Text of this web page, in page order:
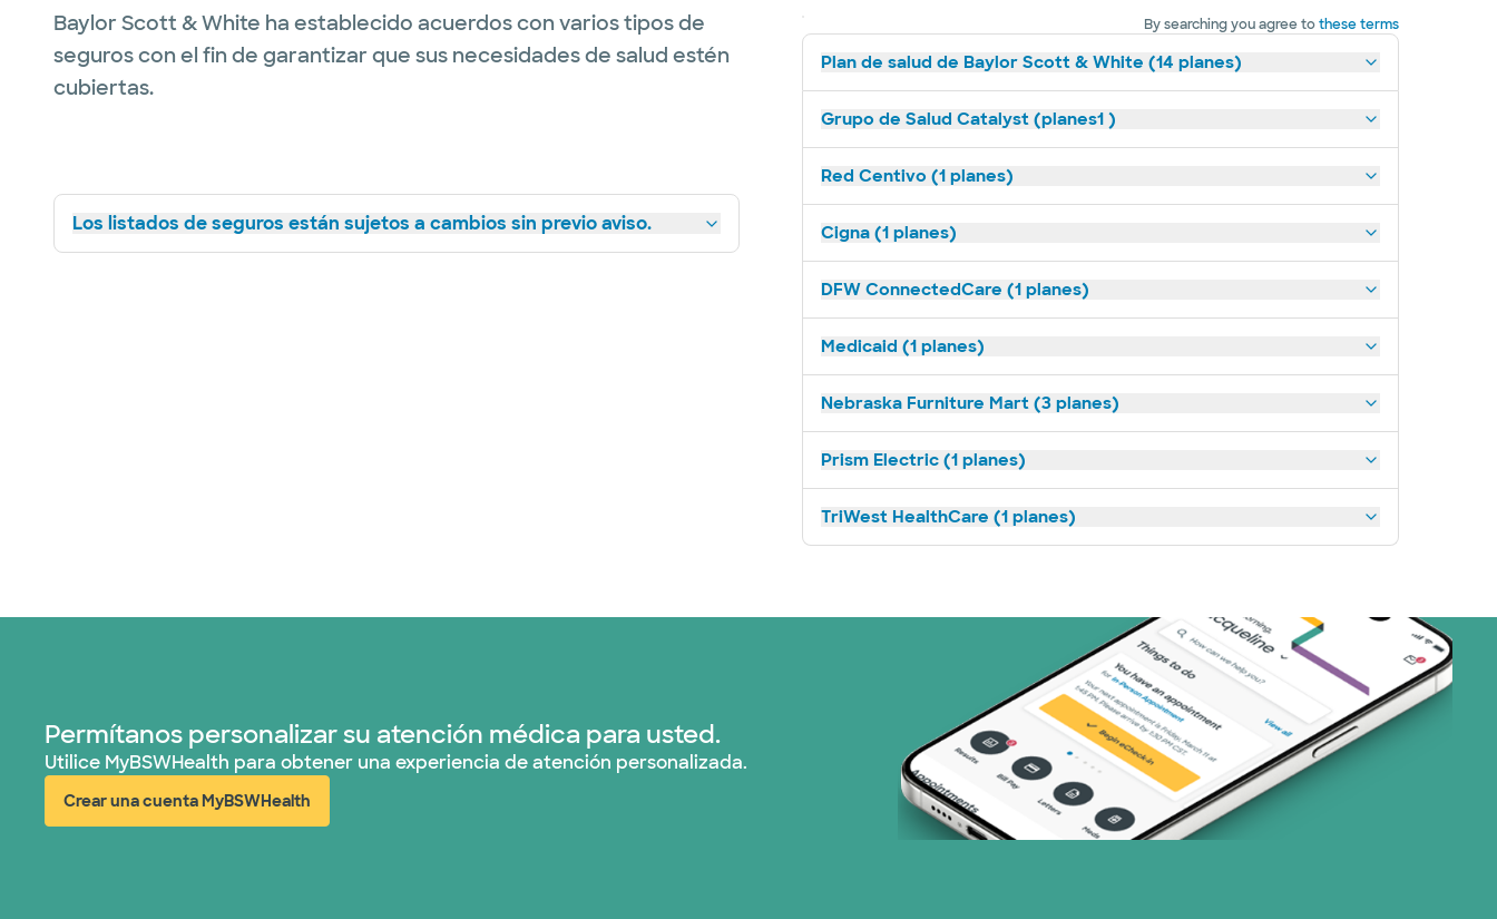
Baylor Scott & White ha establecido acuerdos con varios tipos de
seguros con el fin de garantizar que sus necesidades de salud estén
cubiertas.
Los listados de seguros están sujetos a cambios sin previo aviso.
By searching you agree tothese terms
Plan de salud de Baylor Scott & White (14 planes)
Grupo de Salud Catalyst (planes1 )
Red Centivo (1 planes)
Cigna (1 planes)
DFW ConnectedCare (1 planes)
Medicaid (1 planes)
Nebraska Furniture Mart (3 planes)
Prism Electric (1 planes)
TriWest HealthCare (1 planes)
Permítanos personalizar su atención médica para usted.
Utilice MyBSWHealth para obtener una experiencia de atención personalizada.
Crear una cuenta MyBSWHealth
(abre en ventana nueva)